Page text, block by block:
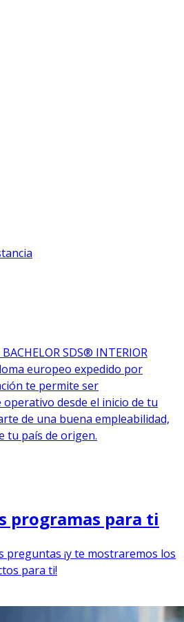
BACHELOR SDS® INTERIOR
europeo expedido por
te permite ser
desde el inicio de tu
de una buena empleabilidad,
tu país de origen.
programas para ti
preguntas ¡y te mostraremos los
para ti!